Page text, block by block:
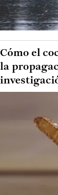
Cómo el
la